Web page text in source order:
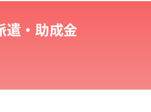
遣・助成金